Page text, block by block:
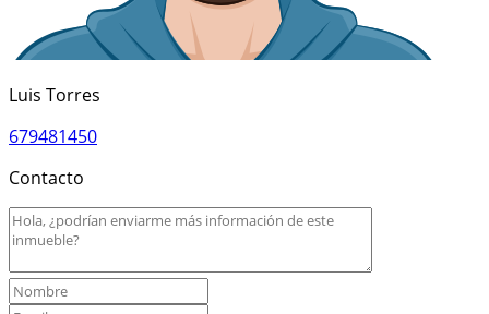
Luis Torres
679481450
Contacto